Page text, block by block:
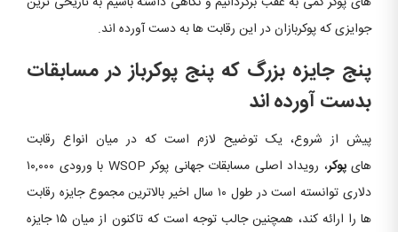
جوایزی که پوکربازان در این رقابت ها به دست آورده اند.
پنج جایزه بزرگ که پنج پوکرباز در مسابقات
بدست آورده اند
پیش از شروع، یک توضیح لازم است که در میان انواع رقابت
هایپوکر
، رویداد اصلی مسابقات جهانی پوکر WSOP با ورودی ۱۰,۰۰۰
دلاری توانسته است در طول ۱۰ سال اخیر بالاترین مجموع جایزه رقابت
ها را ارائه کند، همچنین جالب توجه است که تاکنون از میان ۱۵ جایزه